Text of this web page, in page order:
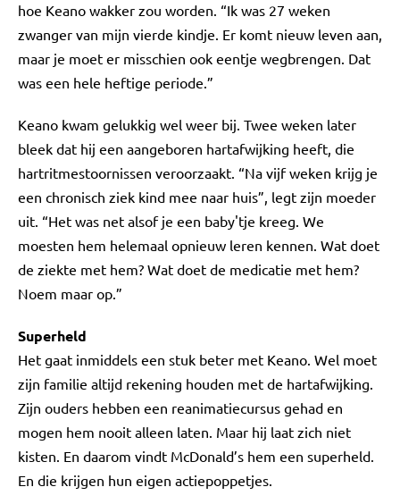
hoe Keano wakker zou worden. “Ik was 27 weken
zwanger van mijn vierde kindje. Er komt nieuw leven aan,
maar je moet er misschien ook eentje wegbrengen. Dat
was een hele heftige periode.”
Keano kwam gelukkig wel weer bij. Twee weken later
bleek dat hij een aangeboren hartafwijking heeft, die
hartritmestoornissen veroorzaakt. “Na vijf weken krijg je
een chronisch ziek kind mee naar huis”, legt zijn moeder
uit. “Het was net alsof je een baby'tje kreeg. We
moesten hem helemaal opnieuw leren kennen. Wat doet
de ziekte met hem? Wat doet de medicatie met hem?
Noem maar op.”
Superheld
Het gaat inmiddels een stuk beter met Keano. Wel moet
zijn familie altijd rekening houden met de hartafwijking.
Zijn ouders hebben een reanimatiecursus gehad en
mogen hem nooit alleen laten. Maar hij laat zich niet
kisten. En daarom vindt McDonald’s hem een superheld.
En die krijgen hun eigen actiepoppetjes.